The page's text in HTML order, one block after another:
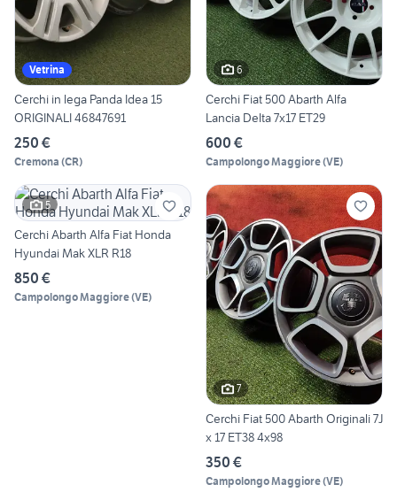
Vetrina
Cerchi in lega Panda Idea 15
ORIGINALI 46847691
250 €
Cremona (CR)
6
Cerchi Fiat 500 Abarth Alfa
Lancia Delta 7x17 ET29
600 €
Campolongo Maggiore(VE)
5
Cerchi Abarth Alfa Fiat Honda
Hyundai Mak XLR R18
850 €
Campolongo Maggiore(VE)
7
Cerchi Fiat 500 Abarth Originali 7J
x 17 ET38 4x98
350 €
Campolongo Maggiore(VE)